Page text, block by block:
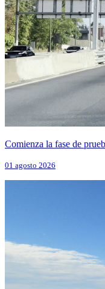
Comienza la fase de
01 agosto 2026